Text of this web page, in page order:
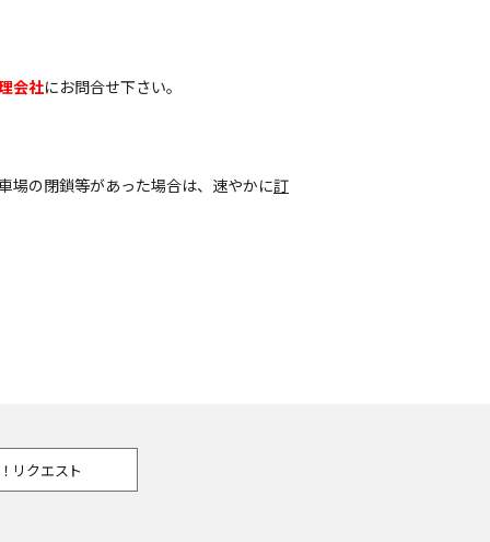
会社にお問合せ下さい。
場の閉鎖等があった場合は、速やかに訂
リクエスト